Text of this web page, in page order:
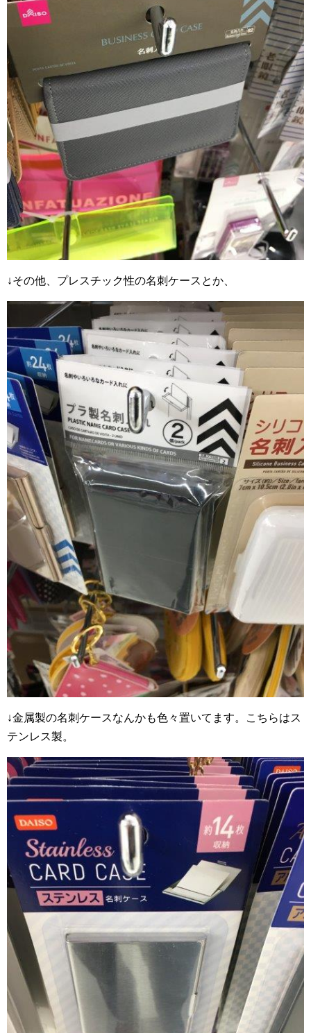
↓その他、プレスチック性の名刺ケースとか、
↓金属製の名刺ケースなんかも色々置いてます。こちらはス
テンレス製。